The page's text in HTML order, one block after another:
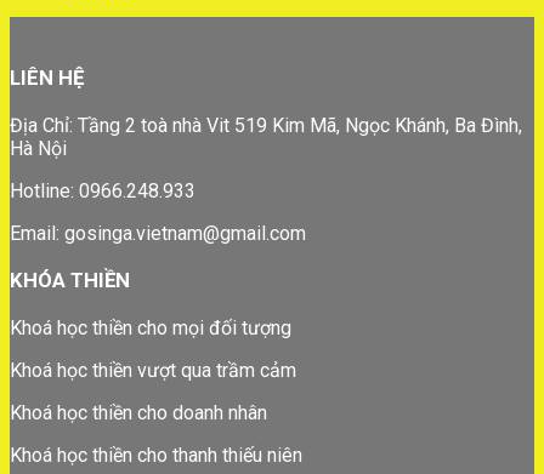
LIÊN HỆ
Địa Chỉ: Tầng 2 toà nhà Vit 519 Kim Mã, Ngọc Khánh, Ba Đình,
Hà Nội
Hotline: 0966.248.933
Email: gosinga.vietnam@gmail.com
KHÓA THIỀN
Khoá học thiền cho mọi đối tượng
Khoá học thiền vượt qua trầm cảm
Khoá học thiền cho doanh nhân
Khoá học thiền cho thanh thiếu niên